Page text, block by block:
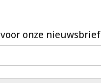
onze nieuwsbrief